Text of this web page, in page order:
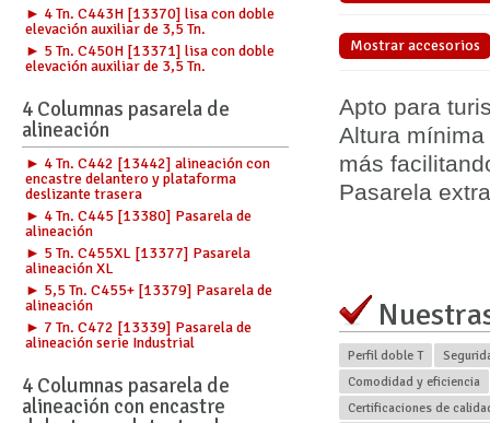
► 4 Tn. C443H [13370] lisa con doble
elevación auxiliar de 3,5 Tn.
► 5 Tn. C450H [13371] lisa con doble
elevación auxiliar de 3,5 Tn.
4 Columnas pasarela de
alineación
► 4 Tn. C442 [13442] alineación con
encastre delantero y plataforma
deslizante trasera
► 4 Tn. C445 [13380] Pasarela de
alineación
► 5 Tn. C455XL [13377] Pasarela
alineación XL
► 5,5 Tn. C455+ [13379] Pasarela de
alineación
► 7 Tn. C472 [13339] Pasarela de
alineación serie Industrial
4 Columnas pasarela de
alineación con encastre
Mostrar accesorios
Apto para
Altura
más
Pasarela
Perfil doble T
Comodidad y eficiencia
Certificaciones de